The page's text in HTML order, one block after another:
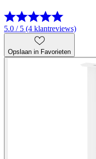
5.0 / 5 (4 klantreviews)
Opslaan in Favorieten